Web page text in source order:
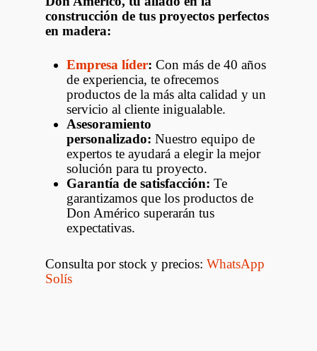
construcción de tus proyectos perfectos
en madera:
Empresa líder: Con más de 40 años
de experiencia, te ofrecemos
productos de la más alta calidad y un
servicio al cliente inigualable.
Asesoramiento
personalizado: Nuestro equipo de
expertos te ayudará a elegir la mejor
solución para tu proyecto.
Garantía de satisfacción: Te
garantizamos que los productos de
Don Américo superarán tus
expectativas.
Consulta por stock y precios: WhatsApp
Solís